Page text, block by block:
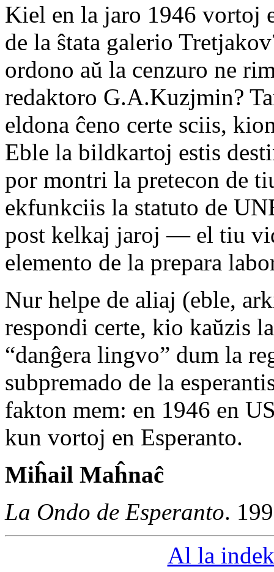
Kiel en la jaro 1946 vortoj
de la ŝtata galerio
ordono aŭ la cenzuro ne
redaktoro G.A.Kuzjmin?
eldona ĉeno certe sciis,
Eble la bildkartoj estis
por montri la pretecon de
ekfunkciis la statuto de
post kelkaj jaroj — el tiu
elemento de la prepara
Nur helpe de aliaj (eble,
respondi certe, kio kaŭzis
“danĝera lingvo” dum la
subpremado de la
fakton mem: en 1946 en
kun vortoj en Esperanto.
Miĥail Maĥnaĉ
La Ondo de Esperanto.
Al la